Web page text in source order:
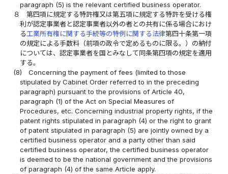
paragraph (5) is the relevant certified business operator.
８
第四項に規定する特許権又は第五項に規定する特許を受ける権
利が認定事業者と認定事業者以外の者との共有に係る場合におけ
る工業所有権に関する手続等の特例に関する法律第四十条第一項
の規定による手数料（前項の政令で定めるものに限る。）の納付
については、認定事業者を国とみなして同条第四項の規定を適用
する。
(8)
Concerning the payment of fees (limited to those
stipulated by Cabinet Order referred to in the preceding
paragraph) pursuant to the provisions of Article 40,
paragraph (1) of the Act on Special Measures of
Procedures, etc. Concerning industrial property rights, if the
patent rights stipulated in paragraph (4) or the right to grant
of patent stipulated in paragraph (5) are jointly owned by a
certified business operator and a party other than said
certified business operator, the certified business operator
is deemed to be the national government and the provisions
of paragraph (4) of the same Article apply.